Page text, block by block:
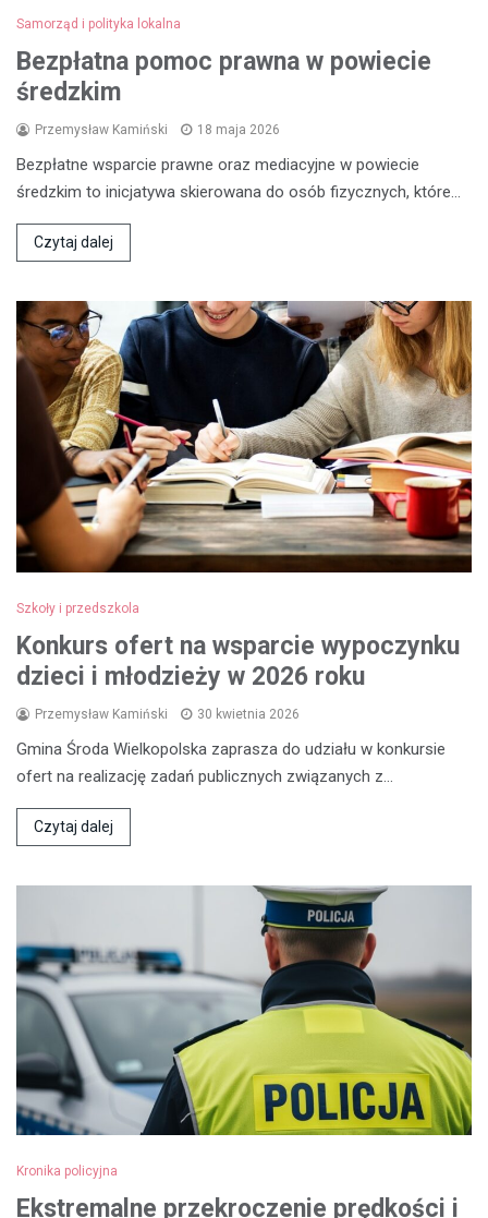
Samorząd i polityka lokalna
Bezpłatna pomoc prawna w powiecie
średzkim
Przemysław Kamiński 18 maja 2026
Bezpłatne wsparcie prawne oraz mediacyjne w powiecie
średzkim to inicjatywa skierowana do osób fizycznych, które…
Czytaj dalej
Szkoły i przedszkola
Konkurs ofert na wsparcie wypoczynku
dzieci i młodzieży w 2026 roku
Przemysław Kamiński 30 kwietnia 2026
Gmina Środa Wielkopolska zaprasza do udziału w konkursie
ofert na realizację zadań publicznych związanych z…
Czytaj dalej
Kronika policyjna
Ekstremalne przekroczenie prędkości i